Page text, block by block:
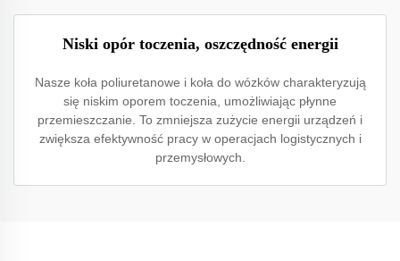
Niski opór toczenia, oszczędność energii
Nasze koła poliuretanowe i koła do wózków charakteryzują
się niskim oporem toczenia, umożliwiając płynne
przemieszczanie. To zmniejsza zużycie energii urządzeń i
zwiększa efektywność pracy w operacjach logistycznych i
przemysłowych.